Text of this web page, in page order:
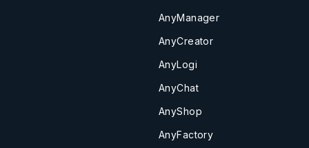
AnyManager
AnyCreator
AnyLogi
AnyChat
AnyShop
AnyFactory